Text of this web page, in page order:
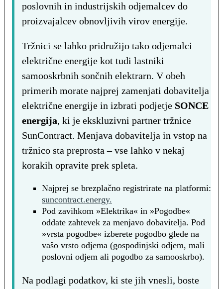
poslovnih in industrijskih odjemalcev do
proizvajalcev obnovljivih virov energije.
Tržnici se lahko pridružijo tako odjemalci
električne energije kot tudi lastniki
samooskrbnih sončnih elektrarn. V obeh
primerih morate najprej zamenjati dobavitelja
električne energije in izbrati podjetje SONCE
energija, ki je ekskluzivni partner tržnice
SunContract. Menjava dobavitelja in vstop na
tržnico sta preprosta – vse lahko v nekaj
korakih opravite prek spleta.
Najprej se brezplačno registrirate na platformi:
suncontract.energy.
Pod zavihkom »Elektrika« in »Pogodbe«
oddate zahtevek za menjavo dobavitelja. Pod
»vrsta pogodbe« izberete pogodbo glede na
vašo vrsto odjema (gospodinjski odjem, mali
poslovni odjem ali pogodbo za samooskrbo).
Na podlagi podatkov, ki ste jih vnesli, boste